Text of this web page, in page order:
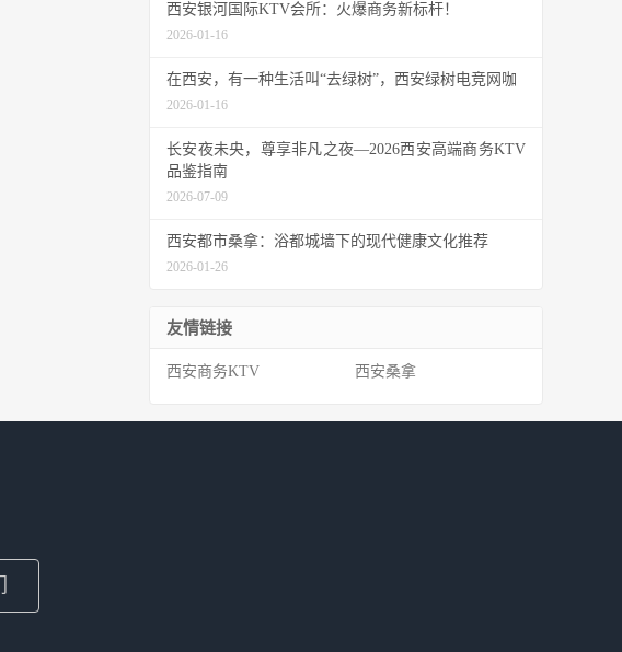
西安银河国际KTV会所：火爆商务新标杆！
2026-01-16
在西安，有一种生活叫“去绿树”，西安绿树电竞网咖
2026-01-16
长安夜未央，尊享非凡之夜—2026西安高端商务KTV
品鉴指南
2026-07-09
西安都市桑拿：浴都城墙下的现代健康文化推荐
2026-01-26
友情链接
西安商务KTV 西安桑拿